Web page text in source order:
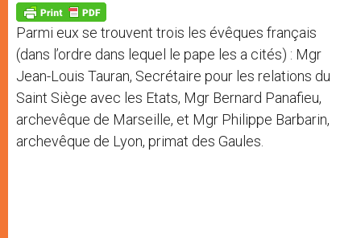
p
p
g
e
r
o
k
Parmi eux se trouvent trois les évêques français
(dans l’ordre dans lequel le pape les a cités) : Mgr
Jean-Louis Tauran, Secrétaire pour les relations du
Saint Siège avec les Etats, Mgr Bernard Panafieu,
archevêque de Marseille, et Mgr Philippe Barbarin,
archevêque de Lyon, primat des Gaules.